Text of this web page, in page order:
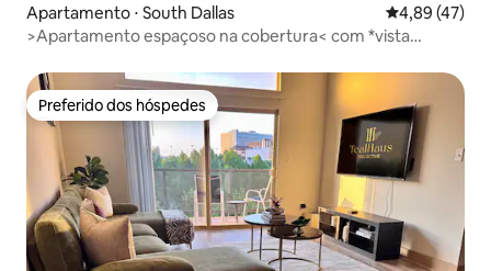
Apartamento ⋅ South Dallas 4,89 de uma
4,89 (47)
>Apartamento espaçoso na cobertura< com *vista
Preferido dos hóspedes
Preferido dos hóspedes